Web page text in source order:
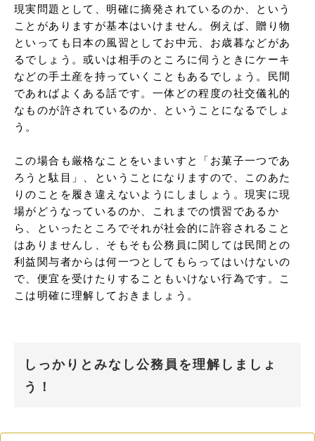
現実問題として、明確に摘発されているのか、という
ことがありますが基本はいけません。例えば、贈り物
といっても日本の風習としてお中元、お歳暮などがあ
るでしょう。或いは相手のところに伺うときにケーキ
などの手土産を持っていくこともあるでしょう。民間
であればよくある話です。一体どの程度の社交儀礼的
なものが許されているのか、ということになるでしょ
う。
この場合も厳格なことをいまいすと「お菓子一つであ
ろうと駄目」、ということになりますので、このあた
りのことを履き違えないようにしましょう。現実に現
場がどうなっているのか、これまでの慣習であるか
ら、といったところでそれが社会的に許容されること
はありませんし、そもそも公務員に関しては民間との
利益関与者からは何一つとしてもらってはいけないの
で、便宜を受けたりすることもいけない行為です。こ
こは明確に理解しておきましょう。
しっかりとみなし公務員を理解しましょ
う！